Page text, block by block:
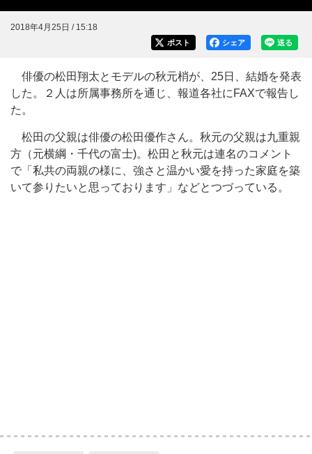
2018年4月25日 / 15:18
送る
シェア
ポスト
俳優の松田翔太とモデルの秋元梢が、25日、結婚を発表
した。２人は所属事務所を通じ、報道各社にFAXで報告し
た。
松田の父親は俳優の松田優作さん。秋元の父親は九重親
方（元横綱・千代の富士)。松田と秋元は連名のコメント
で「私共の両親の様に、強さと温かい愛を持った家庭を築
いて参りたいと思っております」などとつづっている。